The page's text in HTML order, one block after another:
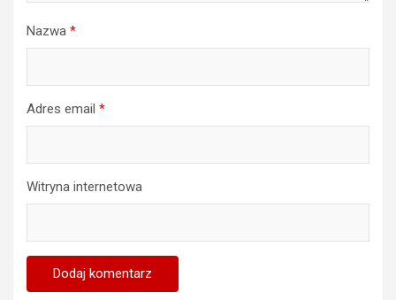
Nazwa *
Adres email *
Witryna internetowa